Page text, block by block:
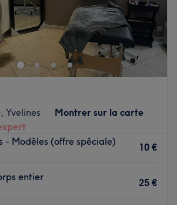
est un espace dédié aux massages,
à coté de la station de bus Fosses
bien-être Sultan vous accueille
offre des moments de détente
est spécialisée dans les massages
huiles naturelles, les pierres chaudes et
les plus proches :
bus fosses rouges et Bois aux moines.
avec convivialité et professionnalisme.
Yvelines
Montrer sur la carte
- Modèles (offre spéciale)
10 €
entier
25 €